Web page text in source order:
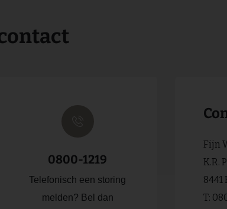
0800-1219
Telefonisch een storing
melden? Bel dan
Fijn
K.R.
8441
T: